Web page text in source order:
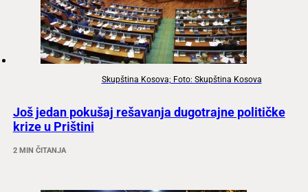
Skupština Kosova; Foto: Skupština Kosova
Još jedan pokušaj rešavanja dugotrajne političke
krize u Prištini
2 MIN ČITANJA